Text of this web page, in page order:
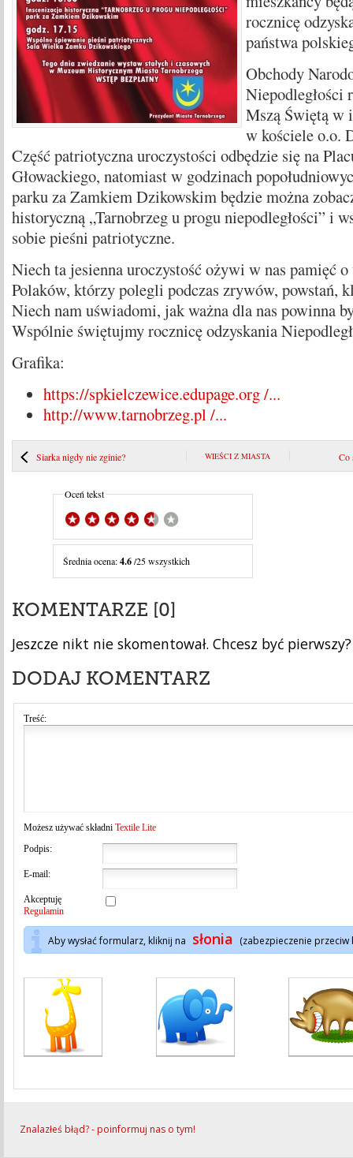
rocznicę
państwa
Obchody
Niepodległości
Mszą Świętą w
w kościele o.o.
Część patriotyczna uroczystości odbędzie się na
Głowackiego, natomiast w godzinach
parku za Zamkiem Dzikowskim będzie można
historyczną „Tarnobrzeg u progu niepodległości” i
sobie pieśni patriotyczne.
Niech ta jesienna uroczystość ożywi w nas pamięć
Polaków, którzy polegli podczas zrywów, powstań,
Niech nam uświadomi, jak ważna dla nas powinna
Wspólnie świętujmy rocznicę odzyskania
Grafika:
https://spkielczewice.edupage.org /...
http://www.tarnobrzeg.pl /...
Siarka nigdy nie zginie? WIEŚCI Z MIASTA Co
Oceń tekst
Średnia ocena:4.6/25 wszystkich
KOMENTARZE [0]
Jeszcze nikt nie skomentował. Chcesz być pierwszy?
DODAJ KOMENTARZ
Treść:
Możesz używać składni Textile Lite
Podpis:
E-mail:
Akceptuję
Regulamin
Aby wysłać formularz, kliknij na słonia (zabezpieczenie przeciw
Znalazłeś błąd? - poinformuj nas o tym!